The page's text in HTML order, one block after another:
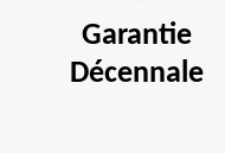
Garantie
Décennale